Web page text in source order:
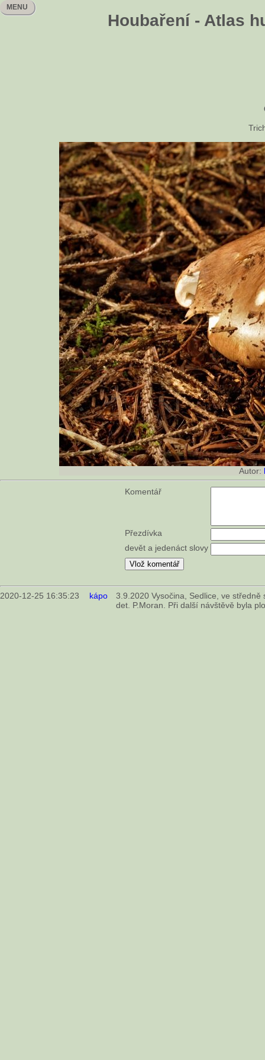
Houbaření - Atlas
MENU
Autor:
Komentář
Přezdívka
devět a jedenáct slovy
2020-12-25 16:35:23 kápo
3.9.2020 Vysočina, Sedlice, ve
det. P.Moran. Při další návštěvě byla